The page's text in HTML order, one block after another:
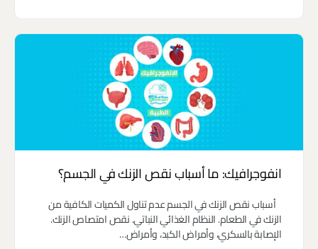
انفوجرافيك: ما أسباب نقص الزنك في الجسم؟
أسباب نقص الزنك في الجسم عدم تناول الكميات الكافية من
الزنك في الطعام. النظام الغذائي النباتي. نقص امتصاص الزنك.
الإصابة بالسكري، وأمراض الكبد، وأمراض…